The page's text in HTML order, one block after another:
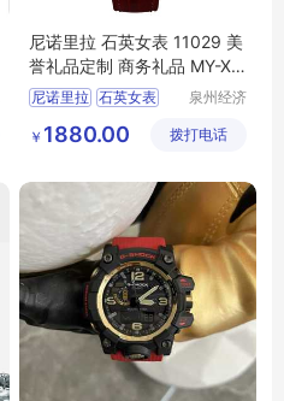
尼诺里拉 石英女表 11029 美
誉礼品定制 商务礼品 MY-XB
WY-（T）-33
尼诺里拉 石英女表
XBWY T 33
泉州经济
区美誉商
￥ 1880.00 拨打电话